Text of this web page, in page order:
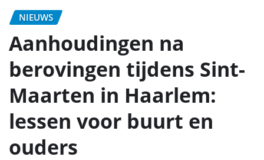
NIEUWS
Aanhoudingen na
berovingen tijdens Sint-
Maarten in Haarlem:
lessen voor buurt en
ouders